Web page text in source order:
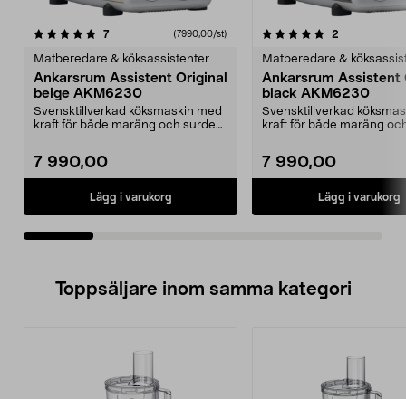
7recensioner (7990,00/st)
Matberedare & köksassistenter
Ankarsrum Assistent Original
beige AKM6230
Svensktillverkad köksmaskin med
kraft för både maräng och surdeg.
7 990,00
Lägg i varukorg
5.0av 5 stjärnor 2
Matberedare &
Ankarsrum Assistent
black AKM6230
Svensktillverkad
kraft för både maräng
7 990,00
Lägg i varukorg
5.0av 5 stjärnor
Toppsäljare inom samma kategori